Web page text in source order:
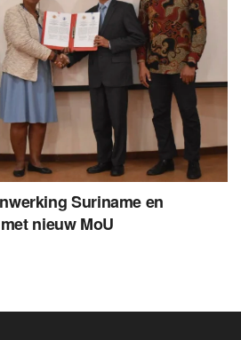
Suriname en
nieuw MoU